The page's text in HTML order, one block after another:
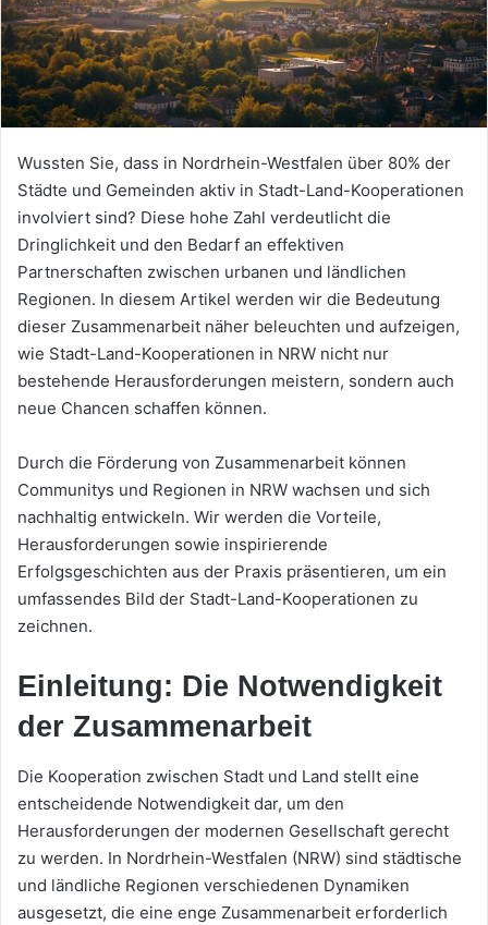
Wussten Sie, dass in Nordrhein-Westfalen über 80% der
Städte und Gemeinden aktiv in Stadt-Land-Kooperationen
involviert sind? Diese hohe Zahl verdeutlicht die
Dringlichkeit und den Bedarf an effektiven
Partnerschaften zwischen urbanen und ländlichen
Regionen. In diesem Artikel werden wir die Bedeutung
dieser Zusammenarbeit näher beleuchten und aufzeigen,
wie Stadt-Land-Kooperationen in NRW nicht nur
bestehende Herausforderungen meistern, sondern auch
neue Chancen schaffen können.
Durch die Förderung von Zusammenarbeit können
Communitys und Regionen in NRW wachsen und sich
nachhaltig entwickeln. Wir werden die Vorteile,
Herausforderungen sowie inspirierende
Erfolgsgeschichten aus der Praxis präsentieren, um ein
umfassendes Bild der Stadt-Land-Kooperationen zu
zeichnen.
Einleitung: Die Notwendigkeit
der Zusammenarbeit
Die Kooperation zwischen Stadt und Land stellt eine
entscheidende Notwendigkeit dar, um den
Herausforderungen der modernen Gesellschaft gerecht
zu werden. In Nordrhein-Westfalen (NRW) sind städtische
und ländliche Regionen verschiedenen Dynamiken
ausgesetzt, die eine enge Zusammenarbeit erforderlich